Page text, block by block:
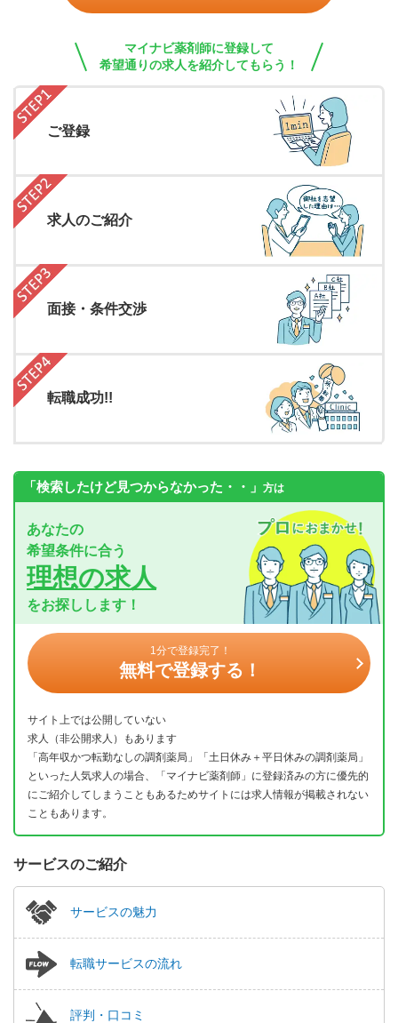
マイナビ薬剤師に登録して
希望通りの求人を紹介してもらう！
ご登録
求人のご紹介
面接・条件交渉
転職成功!!
「検索したけど見つからなかった・・」 方は
あなたの
希望条件に合う
理想の求人
をお探しします！
1分で登録完了！
無料で登録する！
サイト上では公開していない
求人（非公開求人）もあります
「高年収かつ転勤なしの調剤薬局」「土日休み＋平日休みの調剤薬局」
といった人気求人の場合、「マイナビ薬剤師」に登録済みの方に優先的
にご紹介してしまうこともあるためサイトには求人情報が掲載されない
こともあります。
サービスのご紹介
サービスの魅力
転職サービスの流れ
評判・口コミ